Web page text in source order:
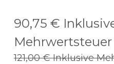
90,75 €
Mehrwertsteuer
121,00 €Inklusive